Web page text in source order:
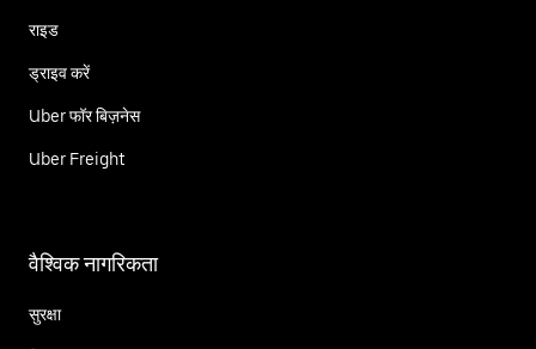
राइड
ड्राइव करें
Uber फॉर बिज़नेस
Uber Freight
वैश्विक नागरिकता
सुरक्षा